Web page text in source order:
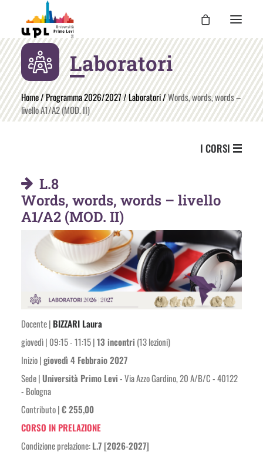
UPL
I CORSI
LE ATTIVITÀ
Home/Programma 2026/2027/Laboratori/Words, words, words –
livello A1/A2 (MOD. II)
Laboratori
I CORSI
L.8
Words, words, words – livello
A1/A2 (MOD. II)
Docente | BIZZARI Laura
giovedì | 09:15 - 11:15 |13 incontri (13 lezioni)
Inizio |giovedì 4 Febbraio 2027
Sede |Università Primo Levi- Via Azzo Gardino, 20 A/B/C - 40122
- Bologna
Contributo |€ 255,00
CORSO IN PRELAZIONE
Condizione prelazione:L.7 [2026-2027]